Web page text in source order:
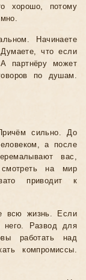
хорошо, потому
Начинаете
что если
партнёру может
по душам.
сильно. До
а после
вас,
на мир
приводит к
всю жизнь. Если
него. Развод для
работать над
компромиссы.